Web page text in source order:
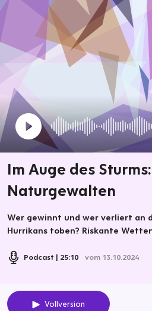
Im Auge des
Naturgewalten
Wer gewinnt und wer verliert an
Hurrikans toben? Riskante
Podcast 25:10 vom 13.10.2024
Vollversion